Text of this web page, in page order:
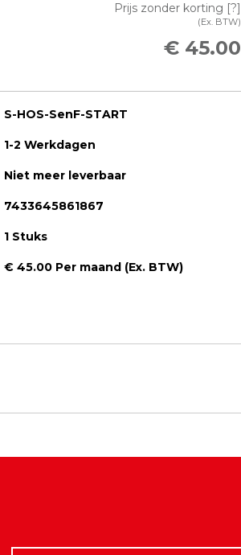
Prijs zonder korting [?]
(Ex. BTW)
€ 45.00
S-HOS-SenF-START
1-2 Werkdagen
Niet meer leverbaar
7433645861867
1 Stuks
€ 45.00 Per maand (Ex. BTW)